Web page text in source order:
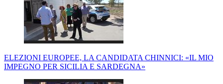
ELEZIONI EUROPEE, LA CANDIDATA CHINNICI: «IL MIO
IMPEGNO PER SICILIA E SARDEGNA»